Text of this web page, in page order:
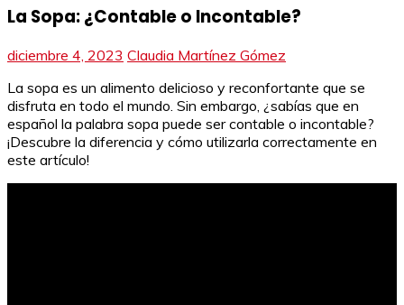
La Sopa: ¿Contable o Incontable?
diciembre 4, 2023 Claudia Martínez Gómez
La sopa es un alimento delicioso y reconfortante que se
disfruta en todo el mundo. Sin embargo, ¿sabías que en
español la palabra sopa puede ser contable o incontable?
¡Descubre la diferencia y cómo utilizarla correctamente en
este artículo!